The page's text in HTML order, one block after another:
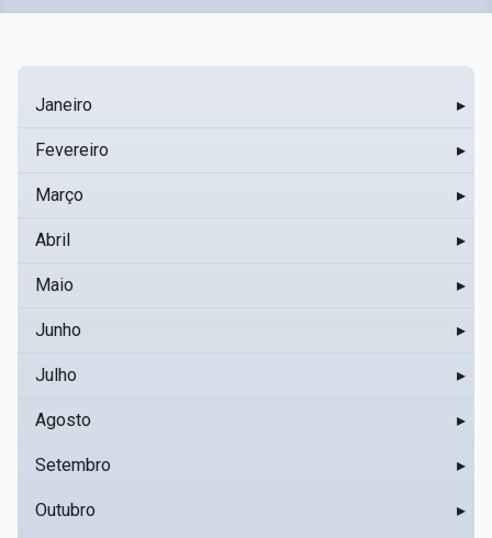
Janeiro ▸
Fevereiro ▸
Março ▸
Abril ▸
Maio ▸
Junho ▸
Julho ▸
Agosto ▸
Setembro ▸
Outubro ▸